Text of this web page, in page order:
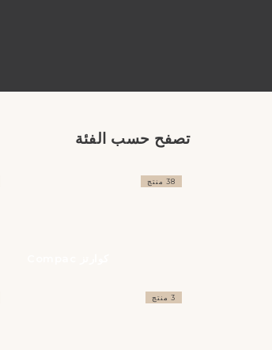
تصفح حسب الفئة
38 منتج
3 منتج